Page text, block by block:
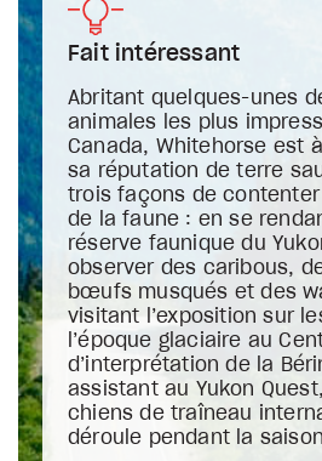
Fait intéressant
Abritant quelques-unes
animales les plus
Canada, Whitehorse est
sa réputation de terre
trois façons de
de la faune : en se
réserve faunique du
observer des caribous,
bœufs musqués et des
visitant l’exposition sur
l’époque glaciaire au
d’interprétation de la
assistant au Yukon
chiens de traîneau
déroule pendant la